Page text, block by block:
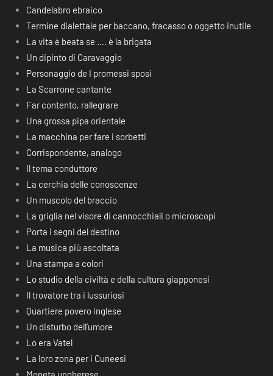
Candelabro ebraico
Termine dialettale per baccano, fracasso o oggetto inutile
La vita è beata se …. è la brigata
Un dipinto di Caravaggio
Personaggio de I promessi sposi
La Scarrone cantante
Far contento, rallegrare
Una grossa pipa orientale
La macchina per fare i sorbetti
Corrispondente, analogo
Il tema conduttore
La cerchia delle conoscenze
Un muscolo del braccio
La griglia nel visore di cannocchiali o microscopi
Porta i segni del destino
La musica più ascoltata
Una stampa a colori
Lo studio della civiltà e della cultura giapponesi
Il trovatore tra i lussuriosi
Quartiere povero inglese
Un disturbo dell’umore
Lo era Vatel
La loro zona per i Cuneesi